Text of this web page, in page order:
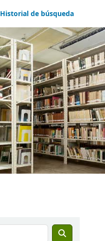
Historial de búsqueda